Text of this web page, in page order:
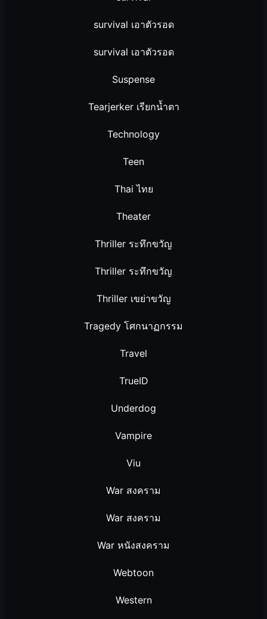
survival เอาตัวรอด
survival เอาตัวรอด
Suspense
Tearjerker เรียกน้ำตา
Technology
Teen
Thai ไทย
Theater
Thriller ระทึกขวัญ
Thriller ระทึกขวัญ
Thriller เขย่าขวัญ
Tragedy โศกนาฏกรรม
Travel
TrueID
Underdog
Vampire
Viu
War สงคราม
War สงคราม
War หนังสงคราม
Webtoon
Western